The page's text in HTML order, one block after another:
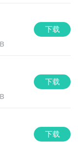
下载
下载
下载